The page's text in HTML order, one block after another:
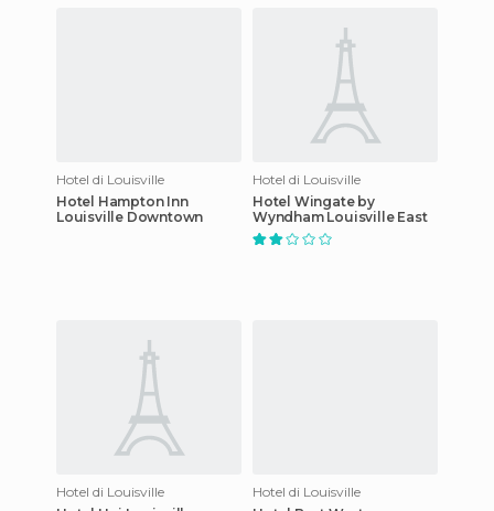
Hotel di Louisville
Hotel Hampton Inn
Louisville Downtown
Hotel di Louisville
Hotel Wingate by
Wyndham Louisville East
Hotel di Louisville
Hotel di Louisville